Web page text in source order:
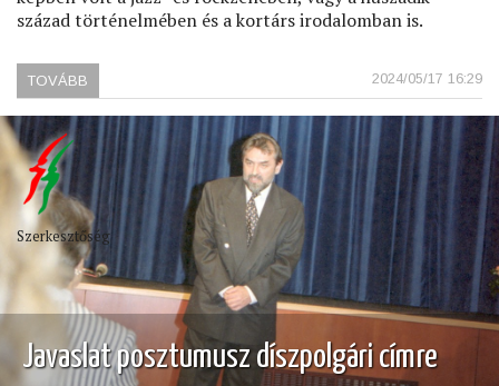
század történelmében és a kortárs irodalomban is.
2024/05/17 16:29
TOVÁBB
KELL
EGY
BARÁTTÓL)
Javaslat posztumusz díszpolgári címre
Szerkesztőség